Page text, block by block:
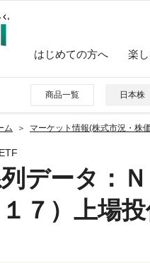
はじめての方へ 楽
商品一覧 日本株
ム マーケット情報(株式市況・株
データ ：
７）上場